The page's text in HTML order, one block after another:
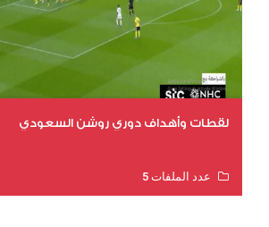
لقطات وأهداف دوري روشن السعودي
عدد الملفات 5